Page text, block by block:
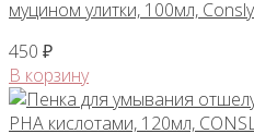
муцином улитки, 100мл, Consly
450 ₽
В корзину